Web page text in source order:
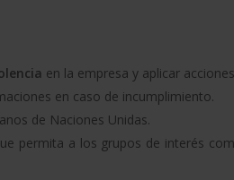
en la empresa y aplicar
en caso de incumplimiento.
de Naciones Unidas.
permita a los grupos de interés